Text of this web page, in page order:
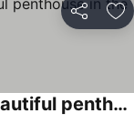
Terrazza 29 Holiday Home - Beautiful penthouse in the center of Rome